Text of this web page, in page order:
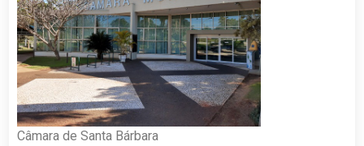
Câmara de Santa Bárbara